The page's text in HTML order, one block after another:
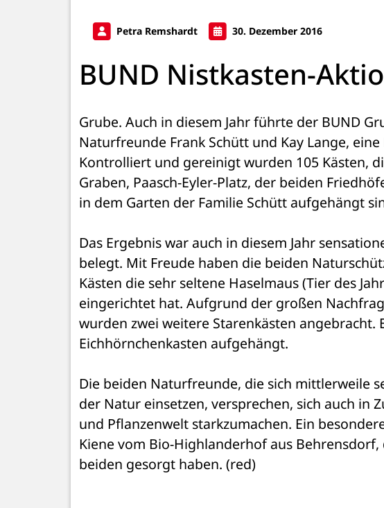
Petra Remshardt 30. Dezember 2016
BUND Nistkasten-
Grube. Auch in diesem Jahr führte der BUND
Naturfreunde Frank Schütt und Kay Lange,
Kontrolliert und gereinigt wurden 105 Kästen,
Graben, Paasch-Eyler-Platz, der beiden
in dem Garten der Familie Schütt aufgehängt
Das Ergebnis war auch in diesem Jahr
belegt. Mit Freude haben die beiden
Kästen die sehr seltene Haselmaus (Tier des
eingerichtet hat. Aufgrund der großen
wurden zwei weitere Starenkästen angebracht.
Eichhörnchenkasten aufgehängt.
Die beiden Naturfreunde, die sich mittlerweile
der Natur einsetzen, versprechen, sich auch in
und Pflanzenwelt starkzumachen. Ein
Kiene vom Bio-Highlanderhof aus
beiden gesorgt haben. (red)